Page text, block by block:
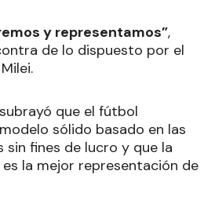
y representamos”,
de lo dispuesto por el
que el fútbol
sólido basado en las
sin fines de lucro y que la
la mejor representación de